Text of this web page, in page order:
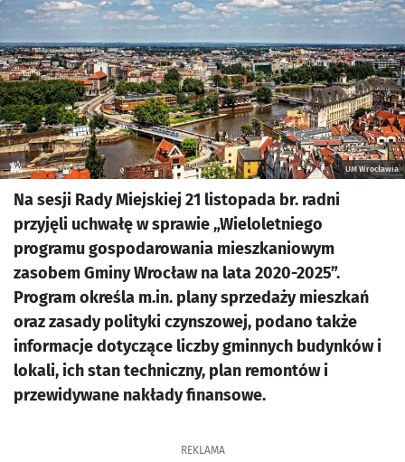
UM Wrocławia
Na sesji Rady Miejskiej 21 listopada br. radni
przyjęli uchwałę w sprawie „Wieloletniego
programu gospodarowania mieszkaniowym
zasobem Gminy Wrocław na lata 2020-2025”.
Program określa m.in. plany sprzedaży mieszkań
oraz zasady polityki czynszowej, podano także
informacje dotyczące liczby gminnych budynków i
lokali, ich stan techniczny, plan remontów i
przewidywane nakłady finansowe.
REKLAMA